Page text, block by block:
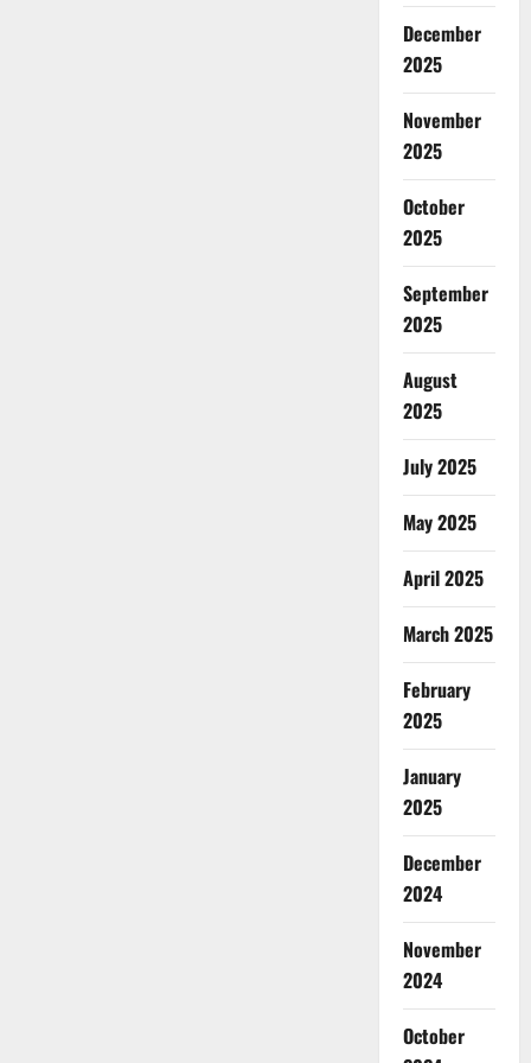
December
2025
November
2025
October
2025
September
2025
August
2025
July 2025
May 2025
April 2025
March 2025
February
2025
January
2025
December
2024
November
2024
October